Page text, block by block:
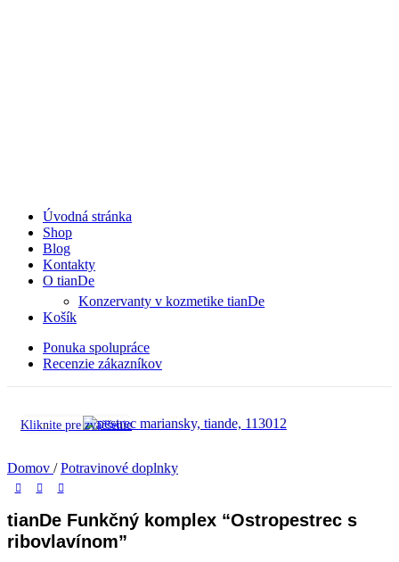
Úvodná stránka
Shop
Blog
Kontakty
O tianDe
Konzervanty v kozmetike tianDe
Košík
Ponuka spolupráce
Recenzie zákazníkov
Kliknite pre zväčšenie
Domov / Potravinové doplnky
tianDe Funkčný komplex “Ostropestrec s
ribovlavínom”